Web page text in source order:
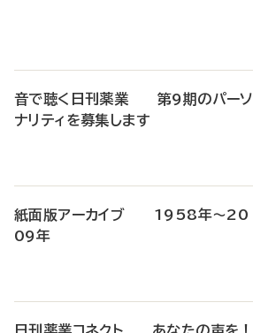
音で聴く日刊薬業 第9期のパーソ
ナリティを募集します
紙面版アーカイブ 1958年～20
09年